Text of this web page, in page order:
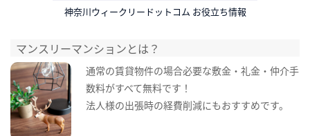
神奈川ウィークリードットコム お役立ち情報
マンスリーマンションとは？
通常の賃貸物件の場合必要な敷金・礼金・仲介手
数料がすべて無料です！
法人様の出張時の経費削減にもおすすめです。